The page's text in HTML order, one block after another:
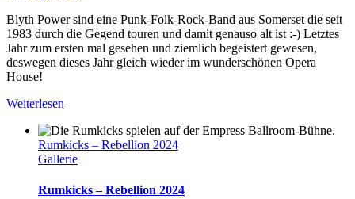
Blyth Power sind eine Punk-Folk-Rock-Band aus Somerset die seit
1983 durch die Gegend touren und damit genauso alt ist :-) Letztes
Jahr zum ersten mal gesehen und ziemlich begeistert gewesen,
deswegen dieses Jahr gleich wieder im wunderschönen Opera
House!
Weiterlesen
Rumkicks – Rebellion 2024
Gallerie
Rumkicks – Rebellion 2024